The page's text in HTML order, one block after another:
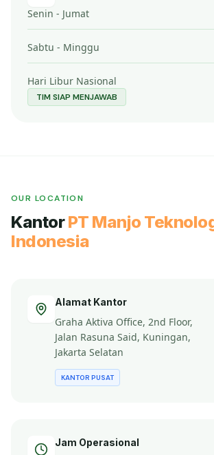
Senin - Jumat
Sabtu - Minggu
Hari Libur Nasional
TIM SIAP MENJAWAB
OUR LOCATION
KantorPT Manjo
Indonesia
Alamat Kantor
Graha Aktiva Office, 2nd Floor,
Jalan Rasuna Said, Kuningan,
Jakarta Selatan
KANTOR PUSAT
Jam Operasional